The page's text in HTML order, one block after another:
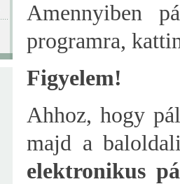
Amennyiben
programra,
Figyelem!
Ahhoz, hogy
majd a
elektronikus